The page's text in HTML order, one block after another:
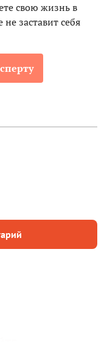
свою жизнь в
заставит себя